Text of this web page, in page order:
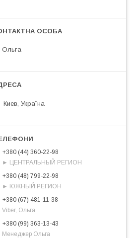
Ольга
Киев, Україна
+380 (44) 360-22-98
► ЦЕНТРАЛЬНЫЙ РЕГИОН
+380 (48) 799-22-98
► ЮЖНЫЙ РЕГИОН
+380 (67) 481-11-38
Viber, Ольга
+380 (99) 363-13-43
Менеджер Ольга